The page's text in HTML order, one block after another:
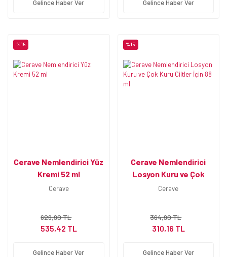
Gelince Haber Ver Gelince Haber Ver
%15
Cerave Nemlendirici Yüz
Kremi 52 ml
Cerave
629,90 TL
535,42 TL
Gelince Haber Ver
%15
Cerave Nemlendirici
Losyon Kuru ve Çok
Kuru Ciltler İçin 88 ml
Cerave
364,90 TL
310,16 TL
Gelince Haber Ver